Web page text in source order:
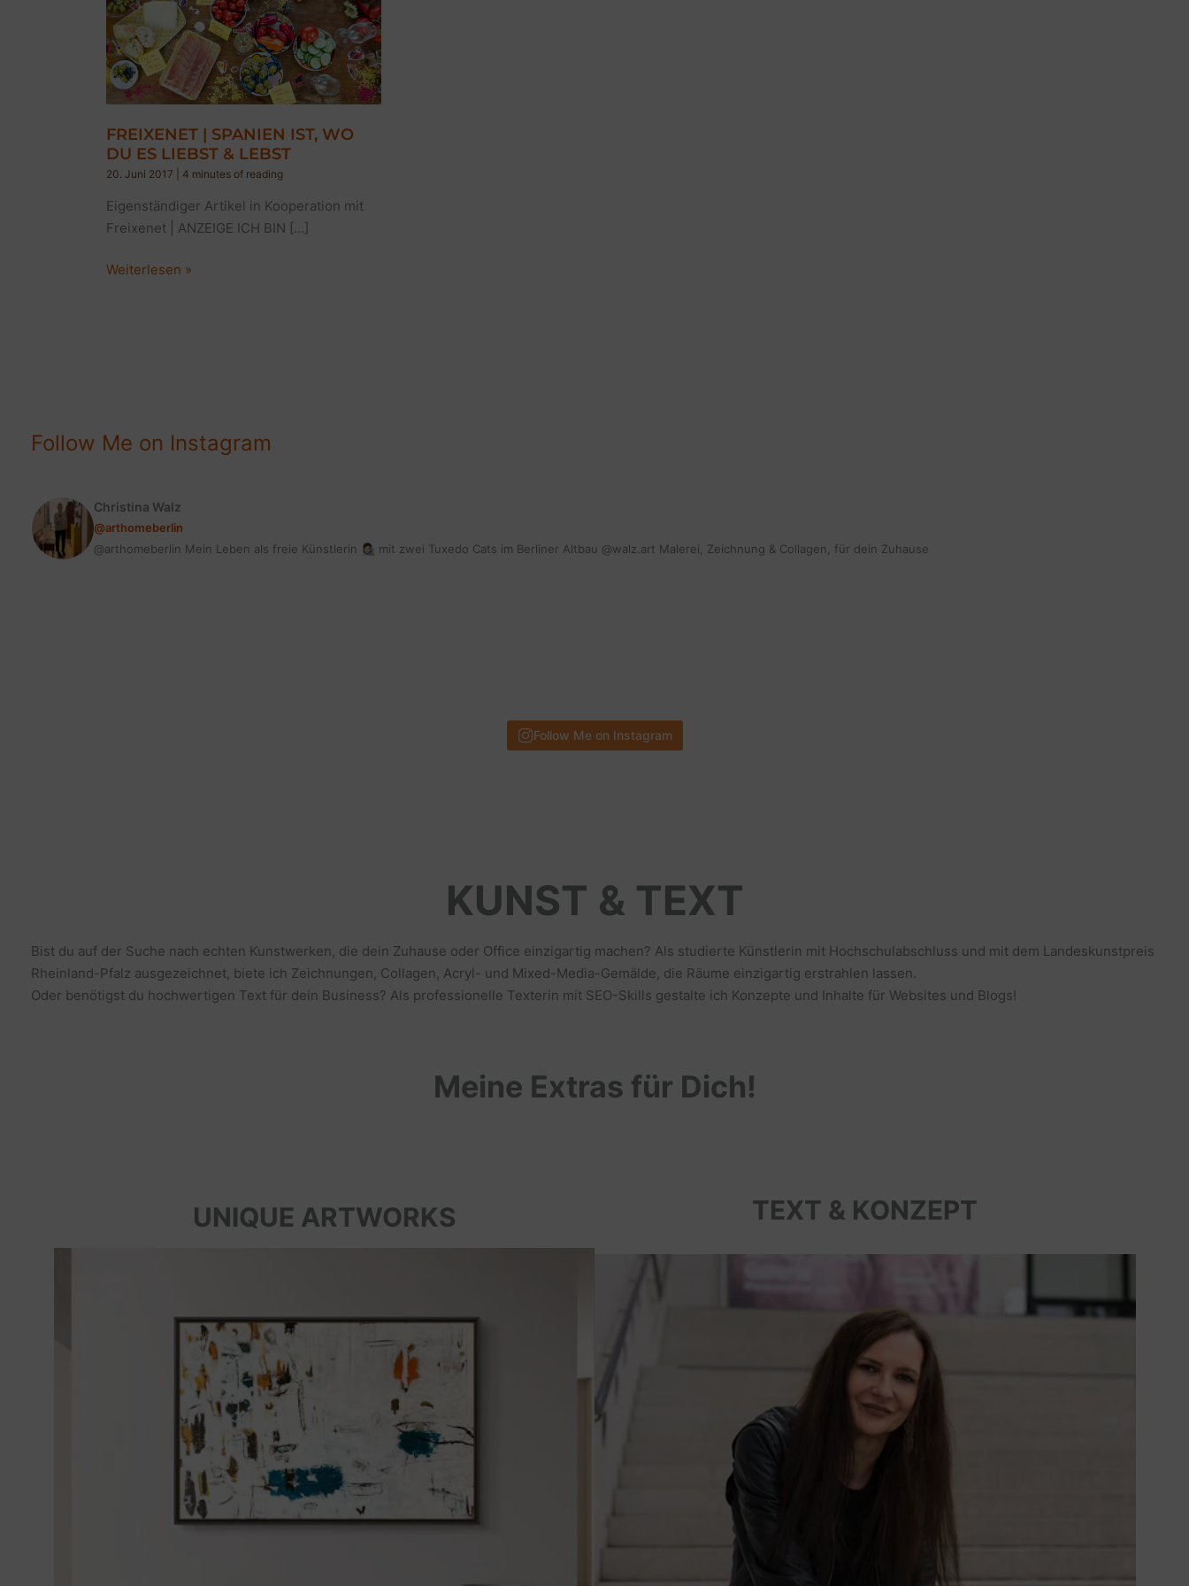
FREIXENET | SPANIEN IST, WO
DU ES LIEBST & LEBST
20. Juni 2017 4 minutes of reading
Eigenständiger Artikel in Kooperation mit
Freixenet | ANZEIGE ICH BIN […]
FREIXENET
&
Weiterlesen »
Follow Me on Instagram
Christina Walz
@arthomeberlin
@arthomeberlin Mein Leben als freie Künstlerin 👩🏻‍🎨 mit zwei Tuxedo Cats im Berliner Altbau @walz.art Malerei, Zeichnung & Collagen, für dein Zuhause
Follow Me on Instagram
KUNST & TEXT
Bist du auf der Suche nach echten Kunstwerken, die dein Zuhause oder Office einzigartig machen? Als studierte Künstlerin mit Hochschulabschluss und mit dem Landeskunstpreis
Rheinland-Pfalz ausgezeichnet, biete ich Zeichnungen, Collagen, Acryl- und Mixed-Media-Gemälde, die Räume einzigartig erstrahlen lassen.
Oder benötigst du hochwertigen Text für dein Business? Als professionelle Texterin mit SEO-Skills gestalte ich Konzepte und Inhalte für Websites und Blogs!
Meine Extras für Dich!
UNIQUE ARTWORKS TEXT & KONZEPT